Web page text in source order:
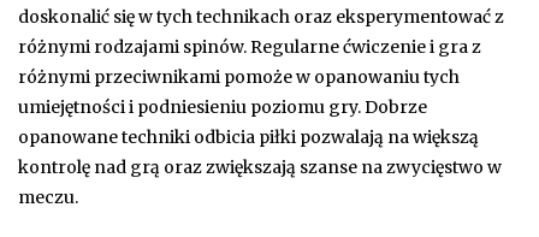
doskonalić się w tych technikach oraz eksperymentować z
różnymi rodzajami spinów. Regularne ćwiczenie i gra z
różnymi przeciwnikami pomoże w opanowaniu tych
umiejętności i podniesieniu poziomu gry. Dobrze
opanowane techniki odbicia piłki pozwalają na większą
kontrolę nad grą oraz zwiększają szanse na zwycięstwo w
meczu.